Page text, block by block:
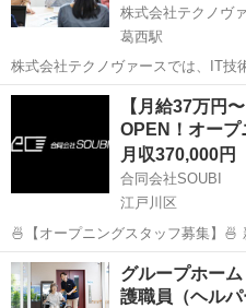
株式会社テクノヴ
葛西駅
株式会社テクノヴァースでは、IT技
しています。 主な仕事は、企業の
く、案件内容・技術者...
東京 江戸川区 葛西駅
【月給37万円
OPEN！オープ
入…
月収370,000円
合同会社SOUBI
江戸川区
🍜【オープニングスタッフ募集】🍜
気ラーメン店の立ち上げメンバー大募集！ ⸻ 💼【仕事
客、オーダー取り、配膳 ・調理、
...
東京 江戸川区 飲食 社
グループホー
護職員（ヘル